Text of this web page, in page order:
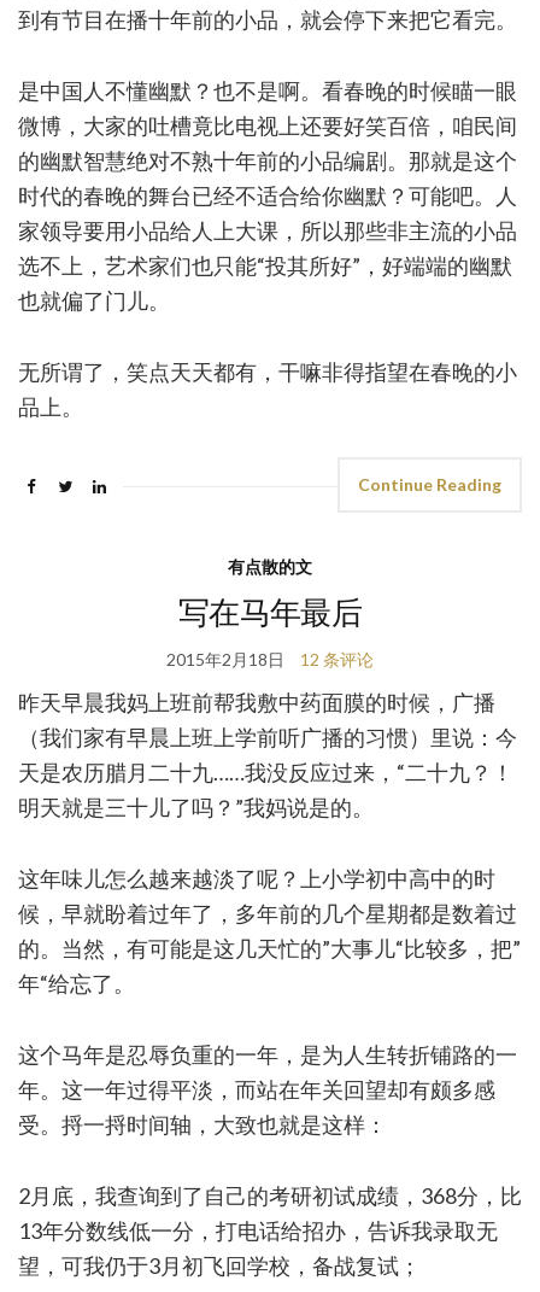
到有节目在播十年前的小品，就会停下来把它看完。
是中国人不懂幽默？也不是啊。看春晚的时候瞄一眼
微博，大家的吐槽竟比电视上还要好笑百倍，咱民间
的幽默智慧绝对不熟十年前的小品编剧。那就是这个
时代的春晚的舞台已经不适合给你幽默？可能吧。人
家领导要用小品给人上大课，所以那些非主流的小品
选不上，艺术家们也只能“投其所好”，好端端的幽默
也就偏了门儿。
无所谓了，笑点天天都有，干嘛非得指望在春晚的小
品上。
Continue Reading
有点散的文
写在马年最后
2015年2月18日 12 条评论
昨天早晨我妈上班前帮我敷中药面膜的时候，广播
（我们家有早晨上班上学前听广播的习惯）里说：今
天是农历腊月二十九……我没反应过来，“二十九？！
明天就是三十儿了吗？”我妈说是的。
这年味儿怎么越来越淡了呢？上小学初中高中的时
候，早就盼着过年了，多年前的几个星期都是数着过
的。当然，有可能是这几天忙的”大事儿“比较多，把”
年“给忘了。
这个马年是忍辱负重的一年，是为人生转折铺路的一
年。这一年过得平淡，而站在年关回望却有颇多感
受。捋一捋时间轴，大致也就是这样：
2月底，我查询到了自己的考研初试成绩，368分，比
13年分数线低一分，打电话给招办，告诉我录取无
望，可我仍于3月初飞回学校，备战复试；